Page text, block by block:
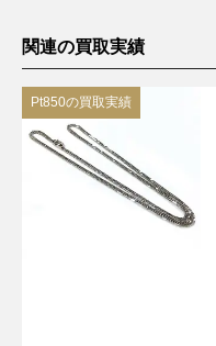
関連の買取実績
Pt850の買取実績